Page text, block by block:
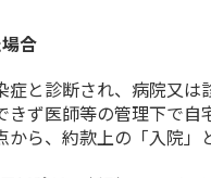
合
と診断され、病院又
ず医師等の管理下で
ら、約款上の「入院」